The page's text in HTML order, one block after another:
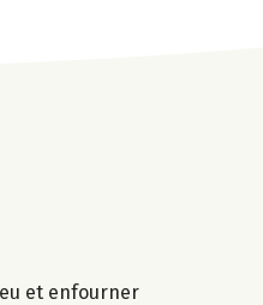
et enfourner